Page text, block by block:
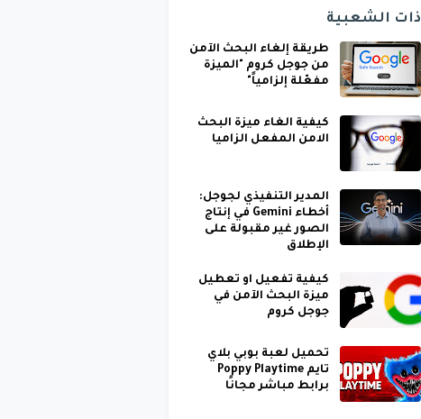
ذات الشعبية
طريقة إلغاء البحث الآمن
من جوجل كروم "الميزة
مفعّلة إلزامياً"
كيفية الغاء ميزة البحث
الامن المفعل الزاميا
المدير التنفيذي لجوجل:
أخطاء Gemini في إنتاج
الصور غير مقبولة على
الإطلاق
كيفية تفعيل او تعطيل
ميزة البحث الآمن في
جوجل كروم
تحميل لعبة بوبي بلاي
تايم Poppy Playtime
برابط مباشر مجانًا